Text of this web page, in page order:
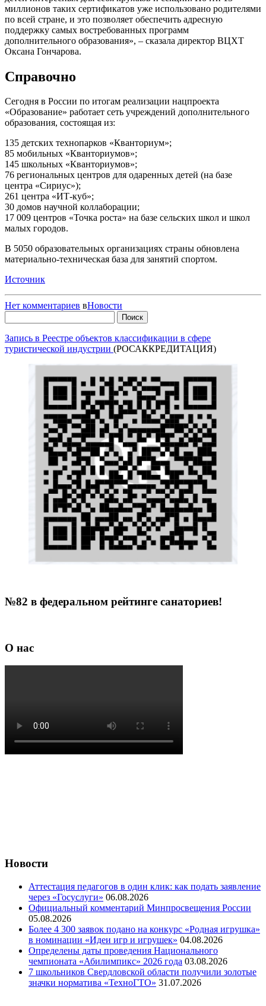
миллионов таких сертификатов уже использовано родителями
по всей стране, и это позволяет обеспечить адресную
поддержку самых востребованных программ
дополнительного образования», – сказала директор ВЦХТ
Оксана Гончарова.
Справочно
Сегодня в России по итогам реализации нацпроекта
«Образование» работает сеть учреждений дополнительного
образования, состоящая из:
135 детских технопарков «Кванториум»;
85 мобильных «Кванториумов»;
145 школьных «Кванториумов»;
76 региональных центров для одаренных детей (на базе
центра «Сириус»);
261 центра «ИТ-куб»;
30 домов научной коллаборации;
17 009 центров «Точка роста» на базе сельских школ и школ
малых городов.
В 5050 образовательных организациях страны обновлена
материально-техническая база для занятий спортом.
Источник
Нет комментариев вНовости
Запись в Реестре объектов классификации в сфере
туристической индустрии (РОСАККРЕДИТАЦИЯ)
№82 в федеральном рейтинге санаториев!
О нас
Новости
Аттестация педагогов в один клик: как подать заявление
через «Госуслуги» 06.08.2026
Официальный комментарий Минпросвещения России
05.08.2026
Более 4 300 заявок подано на конкурс «Родная игрушка»
в номинации «Идеи игр и игрушек» 04.08.2026
Определены даты проведения Национального
чемпионата «Абилимпикс» 2026 года 03.08.2026
7 школьников Свердловской области получили золотые
значки норматива «ТехноГТО» 31.07.2026